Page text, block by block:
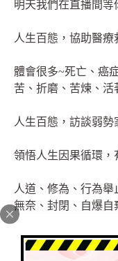
明天我們在直播間等
人生百態，協助醫
體會很多~死亡、癌
苦、折磨、苦煉、
人生百態，訪談弱勢
領悟人生因果循環，
人道、修為、行為舉
無奈、封閉、自爆自
¥神明無形之中觀看